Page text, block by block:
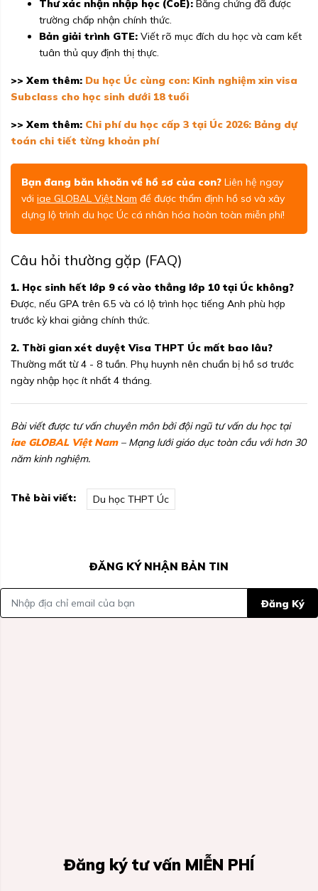
Thư xác nhận nhập học (CoE): Bằng chứng đã được
trường chấp nhận chính thức.
Bản giải trình GTE: Viết rõ mục đích du học và cam kết
tuân thủ quy định thị thực.
>> Xem thêm: Du học Úc cùng con: Kinh nghiệm xin visa
Subclass cho học sinh dưới 18 tuổi
>> Xem thêm: Chi phí du học cấp 3 tại Úc 2026: Bảng dự
toán chi tiết từng khoản phí
Bạn đang băn khoăn về hồ sơ của con? Liên hệ ngay
với iae GLOBAL Việt Nam để được thẩm định hồ sơ và xây
dựng lộ trình du học Úc cá nhân hóa hoàn toàn miễn phí!
Câu hỏi thường gặp (FAQ)
1. Học sinh hết lớp 9 có vào thẳng lớp 10 tại Úc không?
Được, nếu GPA trên 6.5 và có lộ trình học tiếng Anh phù hợp
trước kỳ khai giảng chính thức.
2. Thời gian xét duyệt Visa THPT Úc mất bao lâu?
Thường mất từ 4 - 8 tuần. Phụ huynh nên chuẩn bị hồ sơ trước
ngày nhập học ít nhất 4 tháng.
Bài viết được tư vấn chuyên môn bởi đội ngũ tư vấn du học tại
iae GLOBAL Việt Nam– Mạng lưới giáo dục toàn cầu với hơn 30
năm kinh nghiệm.
Thẻ bài viết: Du học THPT Úc
ĐĂNG KÝ NHẬN BẢN TIN
Đăng Ký
Đăng ký tư vấn MIỄN PHÍ